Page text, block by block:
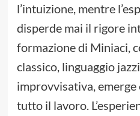
l’intuizione, mentre
disperde mai il rigore
formazione di Miniaci,
classico, linguaggio
improvvisativa, emerge
tutto il lavoro.